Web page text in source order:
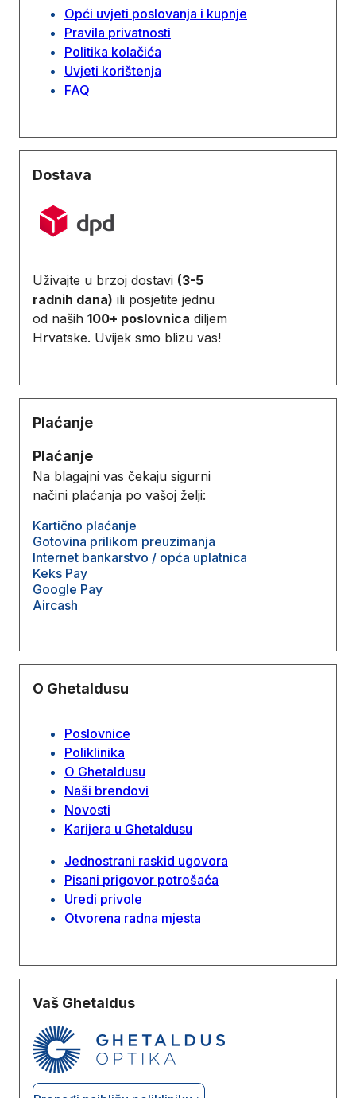
Opći uvjeti poslovanja i kupnje
Pravila privatnosti
Politika kolačića
Uvjeti korištenja
FAQ
Dostava
Uživajte u brzoj dostavi (3-5
radnih dana) ili posjetite jednu
od naših 100+ poslovnica diljem
Hrvatske. Uvijek smo blizu vas!
Plaćanje
Plaćanje
Na blagajni vas čekaju sigurni
načini plaćanja po vašoj želji:
Kartično plaćanje
Gotovina prilikom preuzimanja
Internet bankarstvo / opća uplatnica
Keks Pay
Google Pay
Aircash
O Ghetaldusu
Poslovnice
Poliklinika
O Ghetaldusu
Naši brendovi
Novosti
Karijera u Ghetaldusu
Jednostrani raskid ugovora
Pisani prigovor potrošaća
Uredi privole
Otvorena radna mjesta
Vaš Ghetaldus